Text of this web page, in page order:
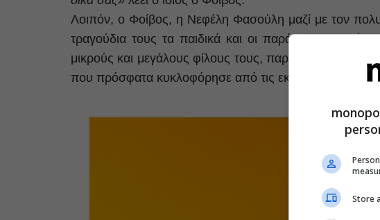
Λοιπόν, ο Φοίβος, η Νεφέλη Φασούλη μαζί με τον
τραγούδια τους τα παιδικά και οι παράξενες
μικρούς και μεγάλους φίλους τους, παρουσιάζοντας το
που πρόσφατα κυκλοφόρησε από τις εκδόσεις Μικρή
Store